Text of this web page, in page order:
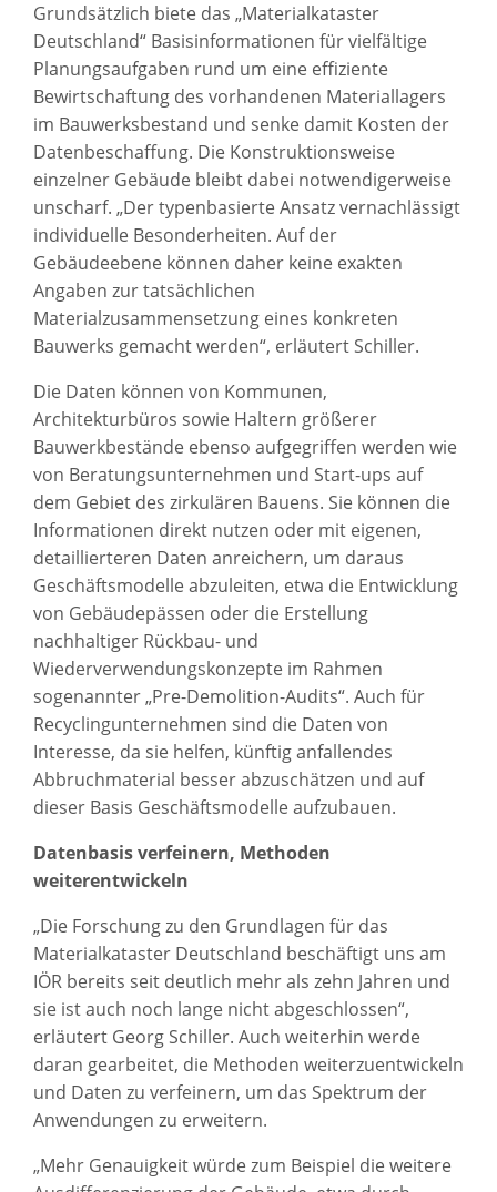
Grundsätzlich biete das „Materialkataster
Deutschland“ Basisinformationen für vielfältige
Planungsaufgaben rund um eine effiziente
Bewirtschaftung des vorhandenen Materiallagers
im Bauwerksbestand und senke damit Kosten der
Datenbeschaffung. Die Konstruktionsweise
einzelner Gebäude bleibt dabei notwendigerweise
unscharf. „Der typenbasierte Ansatz vernachlässigt
individuelle Besonderheiten. Auf der
Gebäudeebene können daher keine exakten
Angaben zur tatsächlichen
Materialzusammensetzung eines konkreten
Bauwerks gemacht werden“, erläutert Schiller.
Die Daten können von Kommunen,
Architekturbüros sowie Haltern größerer
Bauwerkbestände ebenso aufgegriffen werden wie
von Beratungsunternehmen und Start-ups auf
dem Gebiet des zirkulären Bauens. Sie können die
Informationen direkt nutzen oder mit eigenen,
detaillierteren Daten anreichern, um daraus
Geschäftsmodelle abzuleiten, etwa die Entwicklung
von Gebäudepässen oder die Erstellung
nachhaltiger Rückbau- und
Wiederverwendungskonzepte im Rahmen
sogenannter „Pre-Demolition-Audits“. Auch für
Recyclingunternehmen sind die Daten von
Interesse, da sie helfen, künftig anfallendes
Abbruchmaterial besser abzuschätzen und auf
dieser Basis Geschäftsmodelle aufzubauen.
Datenbasis verfeinern, Methoden
weiterentwickeln
„Die Forschung zu den Grundlagen für das
Materialkataster Deutschland beschäftigt uns am
IÖR bereits seit deutlich mehr als zehn Jahren und
sie ist auch noch lange nicht abgeschlossen“,
erläutert Georg Schiller. Auch weiterhin werde
daran gearbeitet, die Methoden weiterzuentwickeln
und Daten zu verfeinern, um das Spektrum der
Anwendungen zu erweitern.
„Mehr Genauigkeit würde zum Beispiel die weitere